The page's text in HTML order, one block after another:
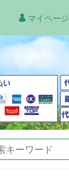
マイページ